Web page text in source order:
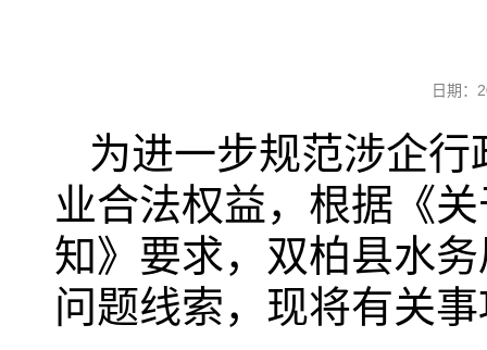
日期
为进一步规范涉企
业合法权益，根据《
知》要求，双柏县水
问题线索，现将有关